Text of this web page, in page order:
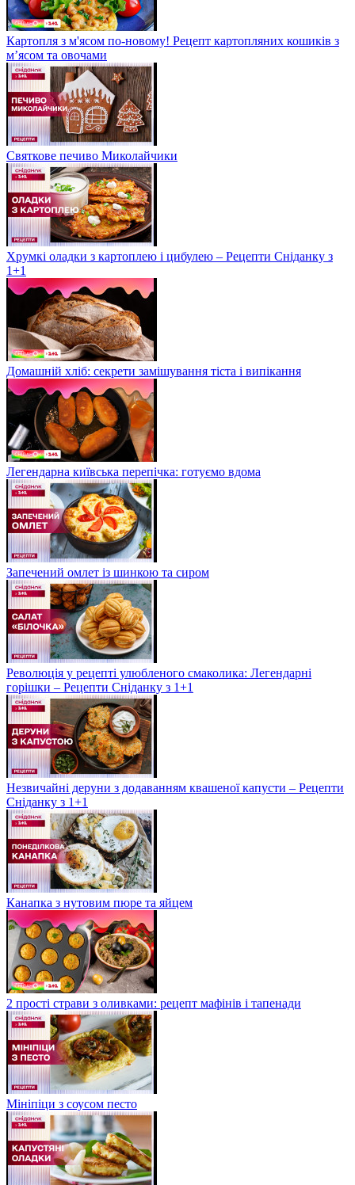
Картопля з м'ясом по-новому! Рецепт картопляних кошиків з
м’ясом та овочами
Святкове печиво Миколайчики
Хрумкі оладки з картоплею і цибулею – Рецепти Сніданку з
1+1
Домашній хліб: секрети замішування тіста і випікання
Легендарна київська перепічка: готуємо вдома
Запечений омлет із шинкою та сиром
Революція у рецепті улюбленого смаколика: Легендарні
горішки – Рецепти Сніданку з 1+1
Незвичайні деруни з додаванням квашеної капусти – Рецепти
Сніданку з 1+1
Канапка з нутовим пюре та яйцем
2 прості страви з оливками: рецепт мафінів і тапенади
Мініпіци з соусом песто